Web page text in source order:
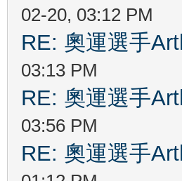
02-20, 03:12 PM
RE: 奧運選手
03:13 PM
RE: 奧運選手
03:56 PM
RE: 奧運選手